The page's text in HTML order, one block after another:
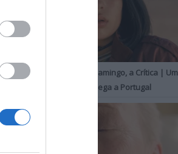
O Misterioso Olhar do Flamingo, a Crítica | Um
Campeão de Cannes chega a Portugal